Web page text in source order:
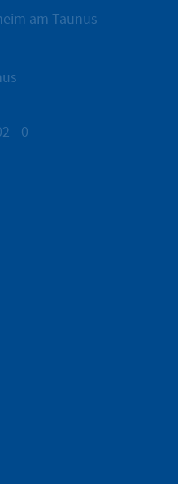
am Taunus
- 0